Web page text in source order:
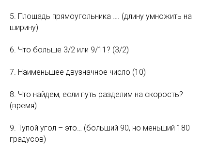
5. Площадь прямоугольника …. (длину умножить на
ширину)
6. Что больше 3/2 или 9/11? (3/2)
7. Наименьшее двузначное число (10)
8. Что найдем, если путь разделим на скорость?
(время)
9. Тупой угол – это… (больший 90, но меньший 180
градусов)